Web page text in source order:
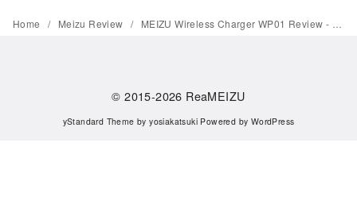
Home Meizu Review MEIZU Wireless Charger WP01 Review - Wireless charging is Great
© 2015-2026 ReaMEIZU
yStandard Theme byyosiakatsuki Powered by WordPress